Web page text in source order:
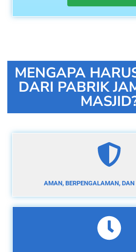
MENGAPA
DARI PABRIK
AMAN, BERPENGALAMAN, DAN